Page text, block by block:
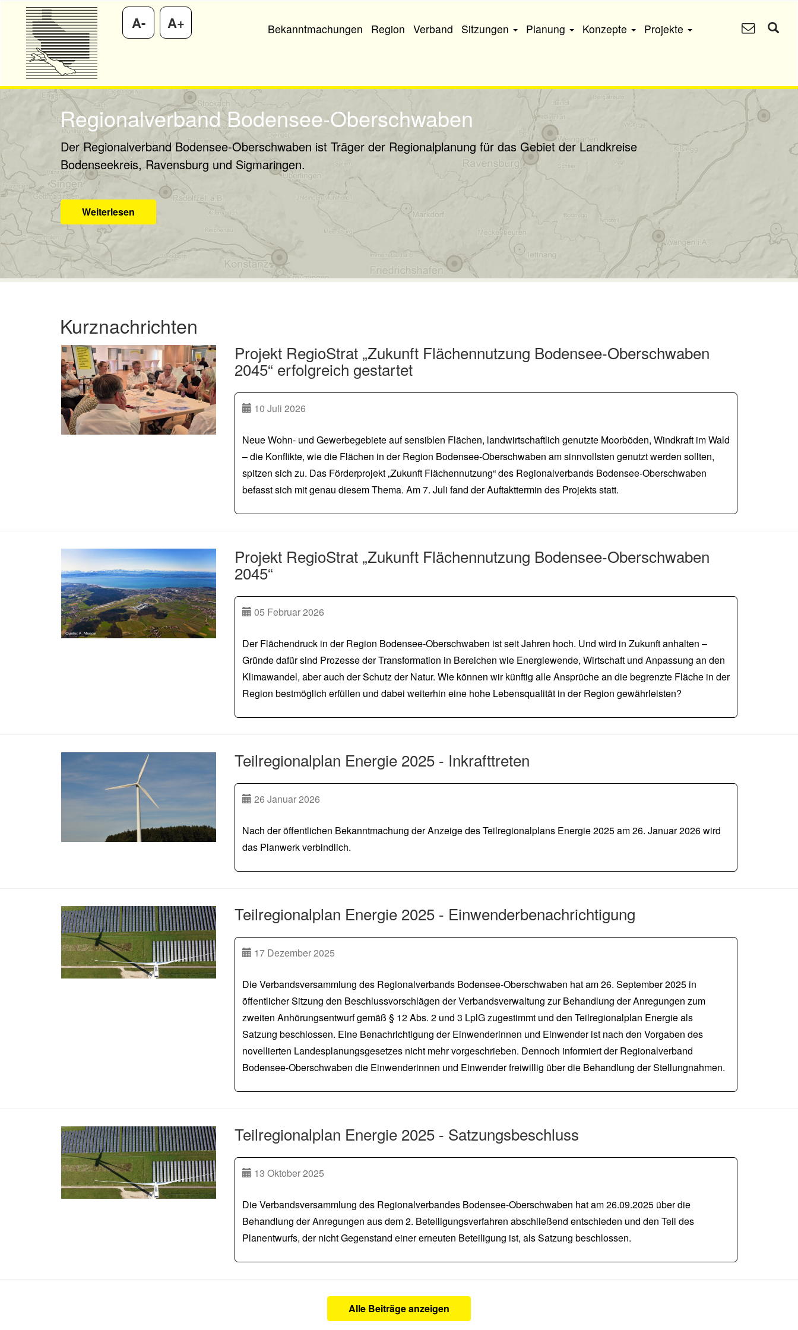
A- A+ Bekanntmachungen Region Verband Sitzungen Planung Konzepte Projekte
Regionalverband Bodensee-Oberschwaben
Der Regionalverband Bodensee-Oberschwaben ist Träger der Regionalplanung für das Gebiet der Landkreise
Bodenseekreis, Ravensburg und Sigmaringen.
Weiterlesen
Kurznachrichten
Projekt RegioStrat „Zukunft Flächennutzung Bodensee-Oberschwaben
2045“ erfolgreich gestartet
10 Juli 2026
Neue Wohn- und Gewerbegebiete auf sensiblen Flächen, landwirtschaftlich genutzte Moorböden, Windkraft im Wald
– die Konflikte, wie die Flächen in der Region Bodensee-Oberschwaben am sinnvollsten genutzt werden sollten,
spitzen sich zu. Das Förderprojekt „Zukunft Flächennutzung“ des Regionalverbands Bodensee-Oberschwaben
befasst sich mit genau diesem Thema. Am 7. Juli fand der Auftakttermin des Projekts statt.
Projekt RegioStrat „Zukunft Flächennutzung Bodensee-Oberschwaben
2045“
05 Februar 2026
Der Flächendruck in der Region Bodensee-Oberschwaben ist seit Jahren hoch. Und wird in Zukunft anhalten –
Gründe dafür sind Prozesse der Transformation in Bereichen wie Energiewende, Wirtschaft und Anpassung an den
Klimawandel, aber auch der Schutz der Natur. Wie können wir künftig alle Ansprüche an die begrenzte Fläche in der
Region bestmöglich erfüllen und dabei weiterhin eine hohe Lebensqualität in der Region gewährleisten?
Teilregionalplan Energie 2025 - Inkrafttreten
26 Januar 2026
Nach der öffentlichen Bekanntmachung der Anzeige des Teilregionalplans Energie 2025 am 26. Januar 2026 wird
das Planwerk verbindlich.
Teilregionalplan Energie 2025 - Einwenderbenachrichtigung
17 Dezember 2025
Die Verbandsversammlung des Regionalverbands Bodensee-Oberschwaben hat am 26. September 2025 in
öffentlicher Sitzung den Beschlussvorschlägen der Verbandsverwaltung zur Behandlung der Anregungen zum
zweiten Anhörungsentwurf gemäß § 12 Abs. 2 und 3 LplG zugestimmt und den Teilregionalplan Energie als
Satzung beschlossen. Eine Benachrichtigung der Einwenderinnen und Einwender ist nach den Vorgaben des
novellierten Landesplanungsgesetzes nicht mehr vorgeschrieben. Dennoch informiert der Regionalverband
Bodensee-Oberschwaben die Einwenderinnen und Einwender freiwillig über die Behandlung der Stellungnahmen.
Teilregionalplan Energie 2025 - Satzungsbeschluss
13 Oktober 2025
Die Verbandsversammlung des Regionalverbandes Bodensee-Oberschwaben hat am 26.09.2025 über die
Behandlung der Anregungen aus dem 2. Beteiligungsverfahren abschließend entschieden und den Teil des
Planentwurfs, der nicht Gegenstand einer erneuten Beteiligung ist, als Satzung beschlossen.
Alle Beiträge anzeigen